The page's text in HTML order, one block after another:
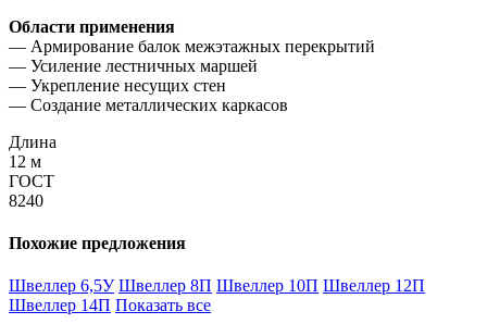
Области применения
— Армирование балок межэтажных перекрытий
— Усиление лестничных маршей
— Укрепление несущих стен
— Создание металлических каркасов
Длина
12 м
ГОСТ
8240
Похожие предложения
Швеллер 6,5У Швеллер 8П Швеллер 10П Швеллер 12П
Швеллер 14П Показать все